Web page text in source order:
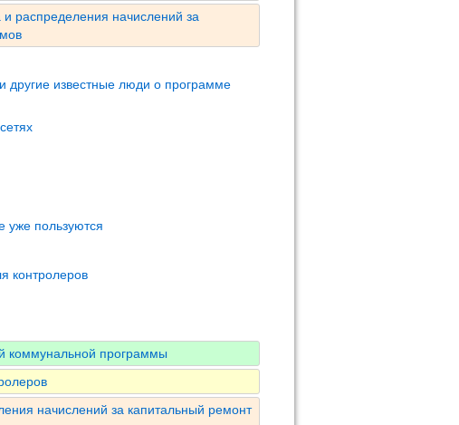
распределения начислений за
и другие известные люди о программе
уже пользуются
контролеров
коммунальной программы
начислений за капитальный ремонт